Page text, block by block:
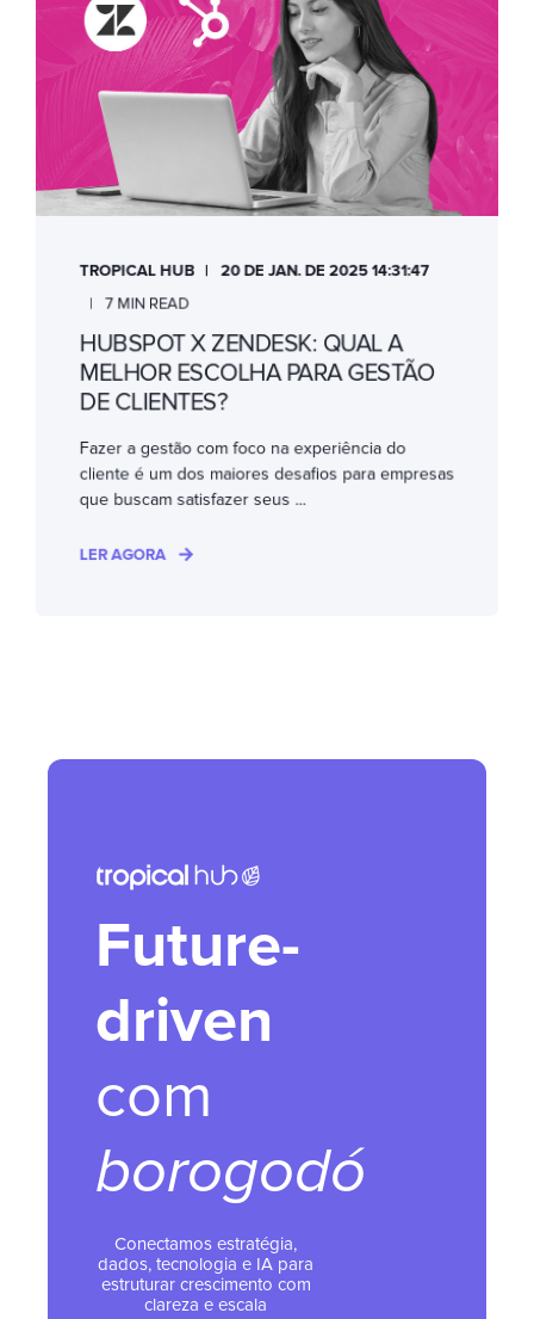
TROPICAL HUB
20 DE JAN. DE 2025 14:31:47
7 MIN READ
HUBSPOT X ZENDESK: QUAL A
MELHOR ESCOLHA PARA GESTÃO
DE CLIENTES?
Fazer a gestão com foco na experiência do
cliente é um dos maiores desafios para empresas
que buscam satisfazer seus ...
LER AGORA
Future-
driven
com
borogodó
Conectamos estratégia,
dados, tecnologia e IA para
estruturar crescimento com
clareza e escala